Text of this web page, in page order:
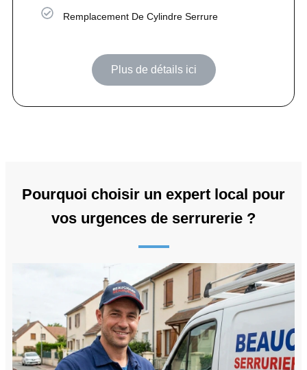
Remplacement De Cylindre Serrure
Plus de détails ici
Pourquoi choisir un expert local pour
vos urgences de serrurerie ?